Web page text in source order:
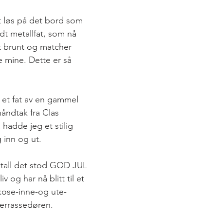
på det bord som
metallfat, som nå
brunt og matcher
mine. Dette er så
fat av en gammel
fra Clas
hadde jeg et stilig
inn og ut.
det stod GOD JUL
og har nå blitt til et
inne-og ute-